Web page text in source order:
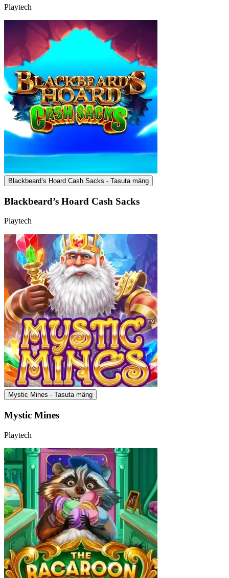
Playtech
Blackbeard’s Hoard Cash Sacks - Tasuta mäng
Blackbeard’s Hoard Cash Sacks
Playtech
Mystic Mines - Tasuta mäng
Mystic Mines
Playtech